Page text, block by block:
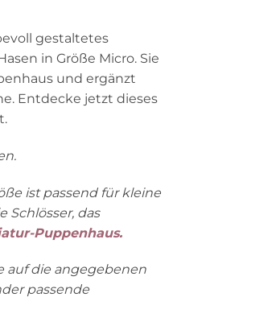
gestaltetes
in Größe Micro. Sie
und ergänzt
Entdecke jetzt dieses
ist passend für kleine
Schlösser, das
Puppenhaus.
auf die angegebenen
passende